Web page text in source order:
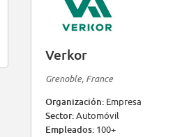
Verkor
Grenoble, France
Organización: Empresa
Sector:Automóvil
Empleados: 100+